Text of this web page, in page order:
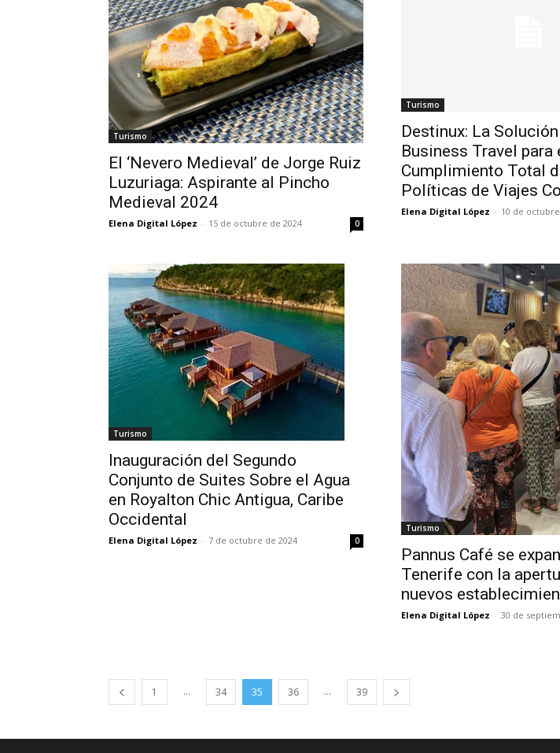
Turismo
El ‘Nevero Medieval’ de Jorge Ruiz
Luzuriaga: Aspirante al Pincho
Medieval 2024
Elena Digital López - 15 de octubre de 2024 0
Turismo
Destinux: La
Business Travel para
Cumplimiento Total
Políticas de Viajes
Elena Digital López - 10 de
Turismo
Inauguración del Segundo
Conjunto de Suites Sobre el Agua
en Royalton Chic Antigua, Caribe
Occidental
Elena Digital López - 7 de octubre de 2024 0
Turismo
Pannus Café se
Tenerife con la
nuevos
Elena Digital López - 30 de
1 ... 34 35 36 ... 39